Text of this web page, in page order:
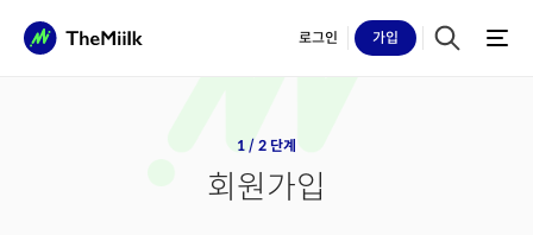
로그인 가입
1 / 2 단계
회원가입